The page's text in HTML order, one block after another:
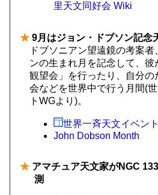
里天文同好会 Wiki
★ 9月はジョン・ドブソン記念
ドブソニアン望遠鏡の考案
ンの生まれ月を記念して、彼
観望会」を行ったり、自分の
会などを世界中で行う月間(
トWGより)。
世界一斉天文イベン
John Dobson Month
★ アマチュア天文家がNGC
測